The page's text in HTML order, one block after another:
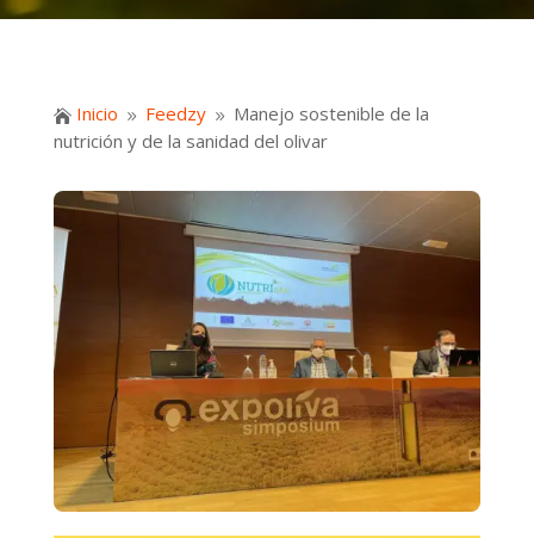
 Inicio 9 Feedzy 9 Manejo sostenible de la
nutrición y de la sanidad del olivar